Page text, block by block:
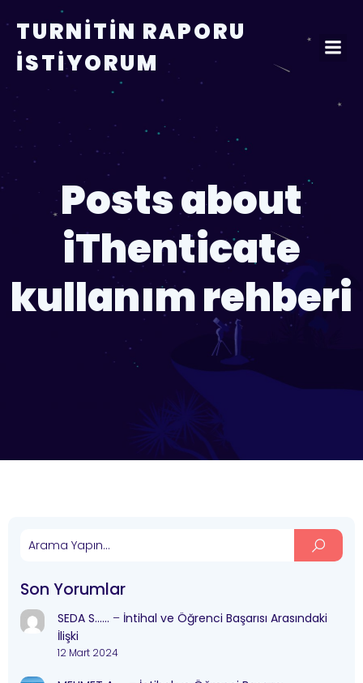
TURNITIN RAPORU
İSTIYORUM
Posts about
iThenticate
kullanım rehberi
Son Yorumlar
SEDA S…… – İntihal ve Öğrenci Başarısı Arasındaki
İlişki
12 Mart 2024